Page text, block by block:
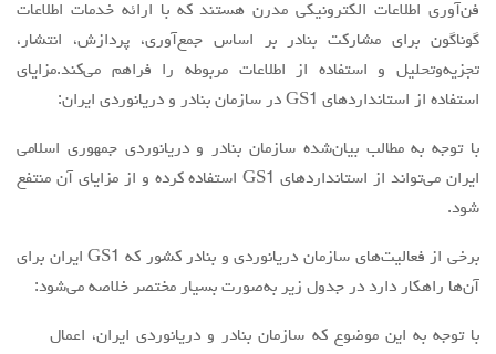
فن‌آوری اطلاعات الکترونیکی مدرن هستند که با ارائه خدمات اطلاعات
گوناگون برای مشارکت بنادر بر اساس جمع‌آوری، پردازش، انتشار،
تجزیه‌وتحلیل و استفاده از اطلاعات مربوطه را فراهم می‌كند.مزاياي
استفاده از استاندارد‌هاي GS1 در سازمان بنادر و دريانوردي ايران:
با توجه به مطالب بیان‌شده سازمان بنادر و دريانوردي جمهوري اسلامي
ايران مي‌تواند از استاندارد‌هاي GS1 استفاده كرده و از مزاياي آن منتفع
شود.
برخی از فعاليت‌هاي سازمان دريانوردي و بنادر كشور كه GS1 ايران براي
آن‌ها راهكار دارد در جدول زير به‌صورت بسيار مختصر خلاصه مي‌شود:
با توجه به اين موضوع كه سازمان بنادر و دريانوردي ايران، اعمال